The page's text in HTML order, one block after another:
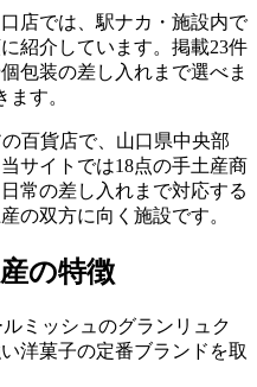
店では、駅ナカ・施設内で
紹介しています。掲載23件
包装の差し入れまで選べま
す。
百貨店で、山口県中央部
サイトでは18点の手土産商
常の差し入れまで対応する
の双方に向く施設です。
の特徴
ミッシュのグランリュク
洋菓子の定番ブランドを取